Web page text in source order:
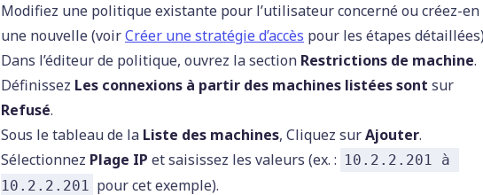
Modifiez une politique existante pour l’utilisateur concerné ou créez-en
une nouvelle (voirCréer une stratégie d’accès pour les étapes
Dans l’éditeur de politique, ouvrez la section Restrictions de machine.
Définissez Les connexions à partir des machines listées sont sur
Refusé.
Sous le tableau de la Liste des machines, Cliquez surAjouter.
Sélectionnez Plage IP et saisissez les valeurs (ex. : 10.2.2.201 à
10.2.2.201 pour cet exemple).